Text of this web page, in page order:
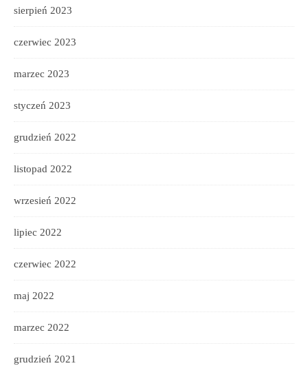
sierpień 2023
czerwiec 2023
marzec 2023
styczeń 2023
grudzień 2022
listopad 2022
wrzesień 2022
lipiec 2022
czerwiec 2022
maj 2022
marzec 2022
grudzień 2021